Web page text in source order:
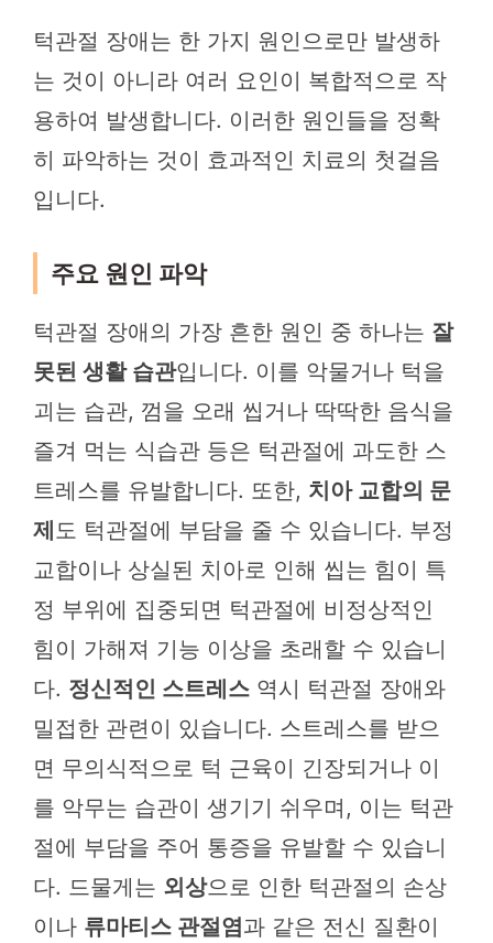
턱관절 장애는 한 가지 원인으로만 발생하
는 것이 아니라 여러 요인이 복합적으로 작
용하여 발생합니다. 이러한 원인들을 정확
히 파악하는 것이 효과적인 치료의 첫걸음
입니다.
주요 원인 파악
턱관절 장애의 가장 흔한 원인 중 하나는 잘
못된 생활 습관입니다. 이를 악물거나 턱을
괴는 습관, 껌을 오래 씹거나 딱딱한 음식을
즐겨 먹는 식습관 등은 턱관절에 과도한 스
트레스를 유발합니다. 또한, 치아 교합의 문
제도 턱관절에 부담을 줄 수 있습니다. 부정
교합이나 상실된 치아로 인해 씹는 힘이 특
정 부위에 집중되면 턱관절에 비정상적인
힘이 가해져 기능 이상을 초래할 수 있습니
다. 정신적인 스트레스 역시 턱관절 장애와
밀접한 관련이 있습니다. 스트레스를 받으
면 무의식적으로 턱 근육이 긴장되거나 이
를 악무는 습관이 생기기 쉬우며, 이는 턱관
절에 부담을 주어 통증을 유발할 수 있습니
다. 드물게는 외상으로 인한 턱관절의 손상
이나 류마티스 관절염과 같은 전신 질환이